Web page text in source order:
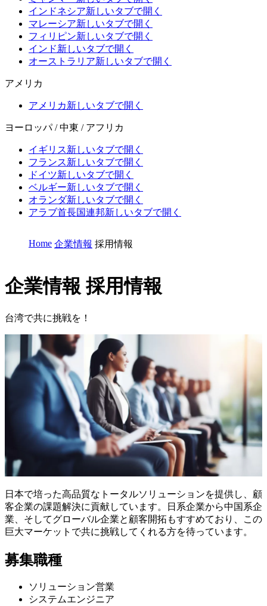
インドネシア新しいタブで開く
マレーシア新しいタブで開く
フィリピン新しいタブで開く
インド新しいタブで開く
オーストラリア新しいタブで開く
アメリカ
アメリカ新しいタブで開く
ヨーロッパ / 中東 / アフリカ
イギリス新しいタブで開く
フランス新しいタブで開く
ドイツ新しいタブで開く
ベルギー新しいタブで開く
オランダ新しいタブで開く
アラブ首長国連邦新しいタブで開く
Home 企業情報 採用情報
企業情報 採用情報
台湾で共に挑戦を！
日本で培った高品質なトータルソリューションを提供し、顧
客企業の課題解決に貢献しています。日系企業から中国系企
業、そしてグローバル企業と顧客開拓もすすめており、この
巨大マーケットで共に挑戦してくれる方を待っています。
募集職種
ソリューション営業
システムエンジニア